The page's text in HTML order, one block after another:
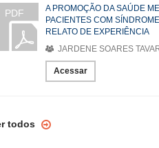
PDF
A PROMOÇÃO DA SAÚDE
PACIENTES COM
RELATO DE EXPERIÊNCIA
JARDENE SOARES
Acessar
todos